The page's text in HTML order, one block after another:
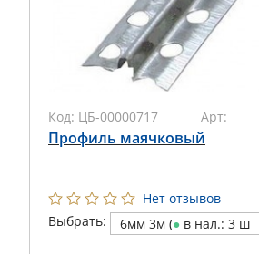
Код: ЦБ-00000717 Арт:
Профиль маячковый
Нет отзывов
Выбрать:
6мм 3м (● в нал.: 3 ш